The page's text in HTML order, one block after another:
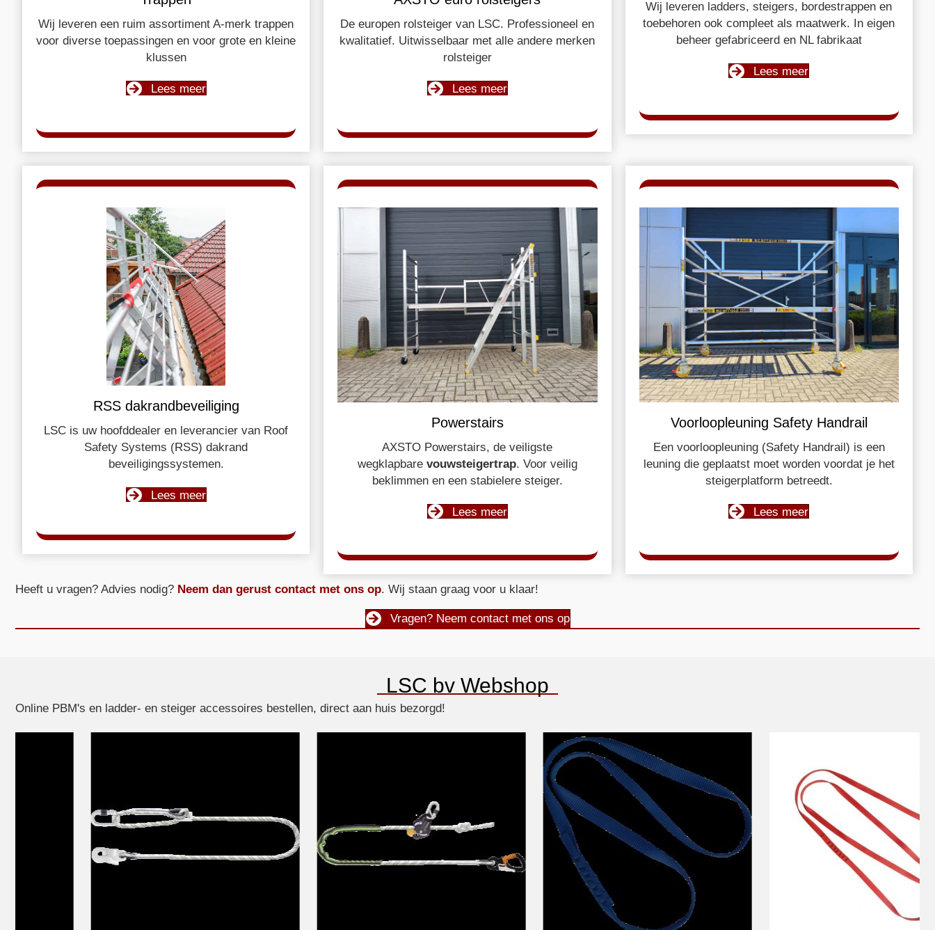
Wij leveren een ruim assortiment A-merk trappen
voor diverse toepassingen en voor grote en kleine
klussen
Lees meer
De europen rolsteiger van LSC. Professioneel en
kwalitatief. Uitwisselbaar met alle andere merken
rolsteiger
Lees meer
Wij leveren ladders, steigers, bordestrappen en
toebehoren ook compleet als maatwerk. In eigen
beheer gefabriceerd en NL fabrikaat
Lees meer
RSS dakrandbeveiliging
LSC is uw hoofddealer en leverancier van Roof
Safety Systems (RSS) dakrand
beveiligingssystemen.
Lees meer
Powerstairs
AXSTO Powerstairs, de veiligste
wegklapbare vouwsteigertrap. Voor veilig
beklimmen en een stabielere steiger.
Lees meer
Voorloopleuning Safety Handrail
Een voorloopleuning (Safety Handrail) is een
leuning die geplaatst moet worden voordat je het
steigerplatform betreedt.
Lees meer
Heeft u vragen? Advies nodig? Neem dan gerust contact met ons op. Wij staan graag voor u klaar!
Vragen? Neem contact met ons op
LSC bv Webshop
Online PBM's en ladder- en steiger accessoires bestellen, direct aan huis bezorgd!